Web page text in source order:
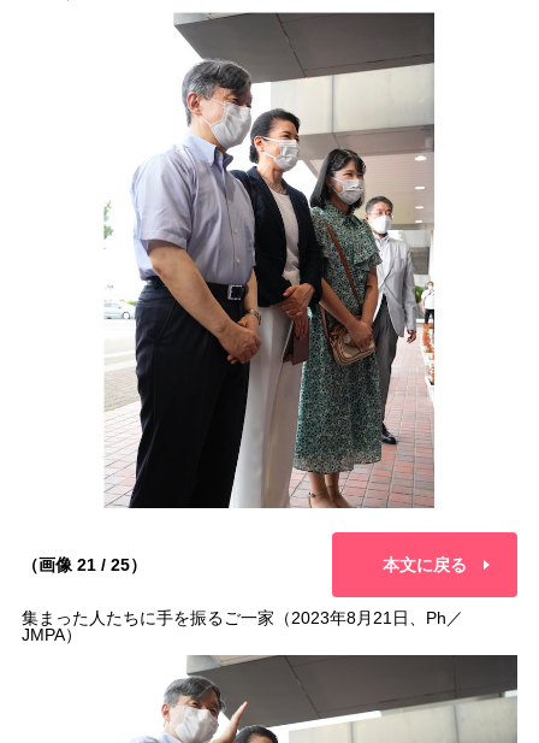
（画像 21 / 25） 本文に戻る
集まった人たちに手を振るご一家（2023年8月21日、Ph／
JMPA）